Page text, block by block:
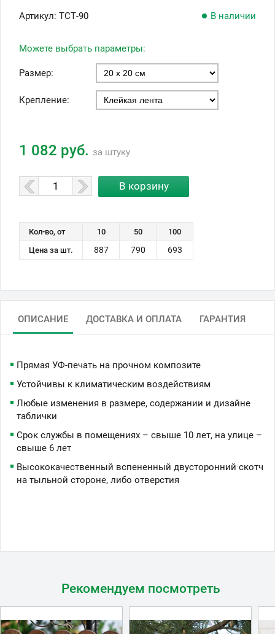
Артикул: ТСТ-90 В наличии
Можете выбрать параметры:
Размер:
Крепление:
1 082 руб. за штуку
Кол-во, от 10 50
100
Цена за шт.
887 790 693
ОПИСАНИЕ ДОСТАВКА И ОПЛАТА ГАРАНТИЯ
Прямая УФ-печать на прочном композите
Устойчивы к климатическим воздействиям
Любые изменения в размере, содержании и дизайне
таблички
Срок службы в помещениях – свыше 10 лет, на улице –
свыше 6 лет
Высококачественный вспененный двусторонний скотч
на тыльной стороне, либо отверстия
Рекомендуем посмотреть